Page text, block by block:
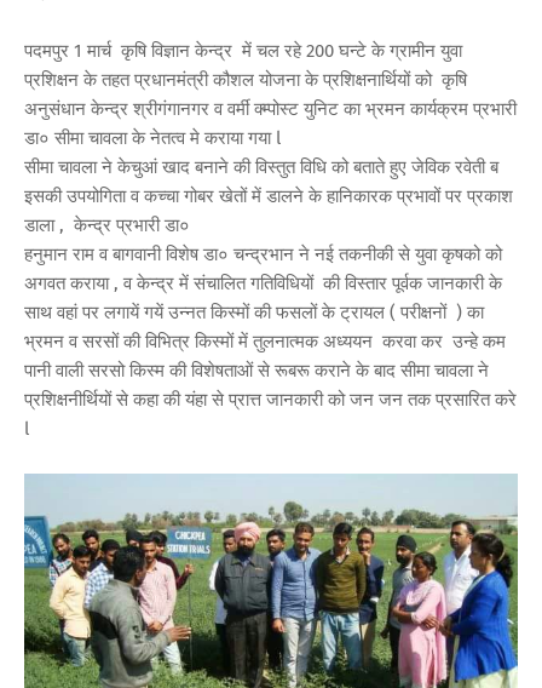
पदमपुर 1 मार्च कृषि विज्ञान केन्द्र में चल रहे 200 घन्टे के ग्रामीन युवा
प्रशिक्षन के तहत प्रधानमंत्री कौशल योजना के प्रशिक्षनार्थियों को कृषि
अनुसंधान केन्द्र श्रीगंगानगर व वर्मी क्म्पोस्ट युनिट का भ्रमन कार्यक्रम प्रभारी
डा० सीमा चावला के नेतत्व मे कराया गया l
सीमा चावला ने केचुआं खाद बनाने की विस्तुत विधि को बताते हुए जेविक रवेती ब
इसकी उपयोगिता व कच्चा गोबर खेतों में डालने के हानिकारक प्रभावों पर प्रकाश
डाला , केन्द्र प्रभारी डा०
हनुमान राम व बागवानी विशेष डा० चन्द्रभान ने नई तकनीकी से युवा कृषको को
अगवत कराया , व केन्द्र में संचालित गतिविधियों की विस्तार पूर्वक जानकारी के
साथ वहां पर लगायें गयें उन्नत किस्मों की फसलों के ट्रायल ( परीक्षनों ) का
भ्रमन व सरसों की विभित्र किस्मों में तुलनात्मक अध्ययन करवा कर उन्हे कम
पानी वाली सरसो किस्म की विशेषताओं से रूबरू कराने के बाद सीमा चावला ने
प्रशिक्षनीर्थियों से कहा की यंहा से प्रात्त जानकारी को जन जन तक प्रसारित करे
l